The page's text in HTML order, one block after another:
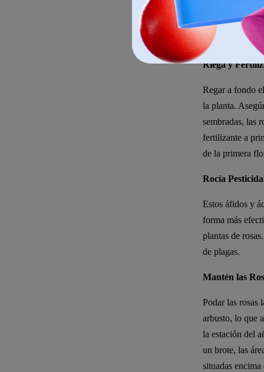
debajo de la
rosas más
plantas sanasy
Riega y
Regar a fondo
la planta.
sembradas, las
fertilizante a
de la primera
Rocía
Estos áfidos y
forma más
plantas de
de plagas.
Mantén las
Podar las rosas
arbusto, lo que
la estación del
un brote, las
situadas